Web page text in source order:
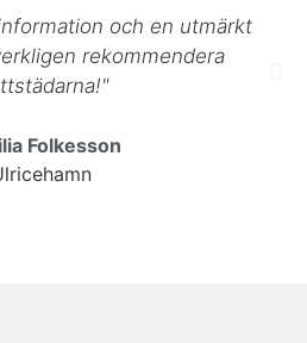
och en utmärkt
rekommendera
Folkesson